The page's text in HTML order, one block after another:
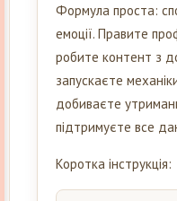
Формула проста:
емоції. Правите
робите контент з
запускаєте
добиваєте
підтримуєте все
Коротка інструкція: